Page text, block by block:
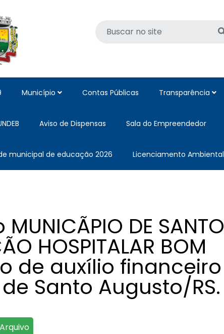
Município Contas Públicas Transparência
Aviso de Dispensas Sala do Empreendedor
municipal de educação 2026 Licenciamento Ambiental
DE SANTO
HOSPITALAR BOM
de auxí­lio financeiro
Santo Augusto/RS.